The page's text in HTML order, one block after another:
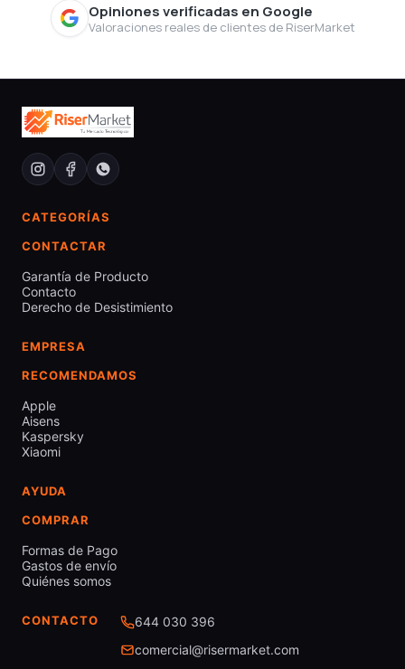
Opiniones verificadas en Google
Valoraciones reales de clientes de RiserMarket
CATEGORÍAS
CONTACTAR
Garantía de Producto
Contacto
Derecho de Desistimiento
EMPRESA
RECOMENDAMOS
Apple
Aisens
Kaspersky
Xiaomi
AYUDA
COMPRAR
Formas de Pago
Gastos de envío
Quiénes somos
CONTACTO
644 030 396
comercial@risermarket.com